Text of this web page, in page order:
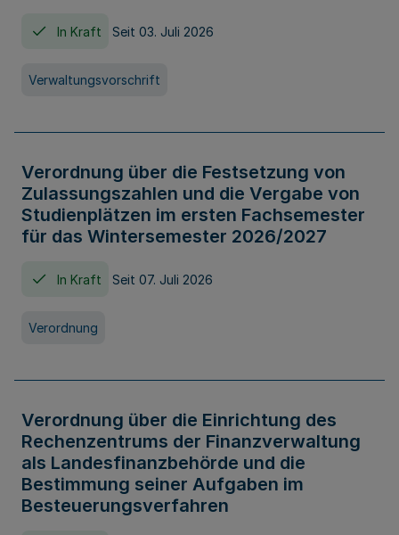
In Kraft Seit 03. Juli 2026
Verwaltungsvorschrift
Verordnung über die Festsetzung von
Zulassungszahlen und die Vergabe von
Studienplätzen im ersten Fachsemester
für das Wintersemester 2026/2027
In Kraft Seit 07. Juli 2026
Verordnung
Verordnung über die Einrichtung des
Rechenzentrums der Finanzverwaltung
als Landesfinanzbehörde und die
Bestimmung seiner Aufgaben im
Besteuerungsverfahren